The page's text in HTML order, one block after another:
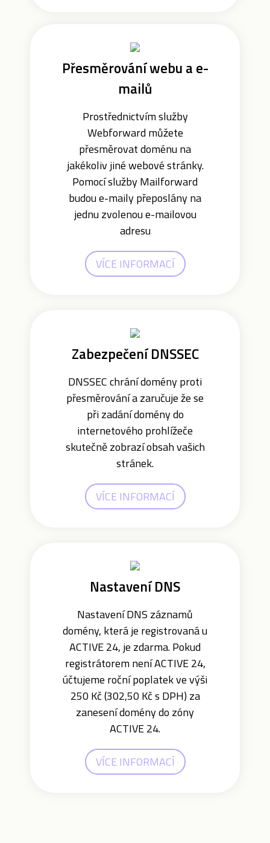
Přesměrování webu a e-
mailů
Prostřednictvím služby
Webforward můžete
přesměrovat doménu na
jakékoliv jiné webové stránky.
Pomocí služby Mailforward
budou e-maily přeposlány na
jednu zvolenou e-mailovou
adresu
VÍCE INFORMACÍ
Zabezpečení DNSSEC
DNSSEC chrání domény proti
přesměrování a zaručuje že se
při zadání domény do
internetového prohlížeče
skutečně zobrazí obsah vašich
stránek.
VÍCE INFORMACÍ
Nastavení DNS
Nastavení DNS záznamů
domény, která je registrovaná u
ACTIVE 24, je zdarma. Pokud
registrátorem není ACTIVE 24,
účtujeme roční poplatek ve výši
250 Kč (302,50 Kč s DPH) za
zanesení domény do zóny
ACTIVE 24.
VÍCE INFORMACÍ